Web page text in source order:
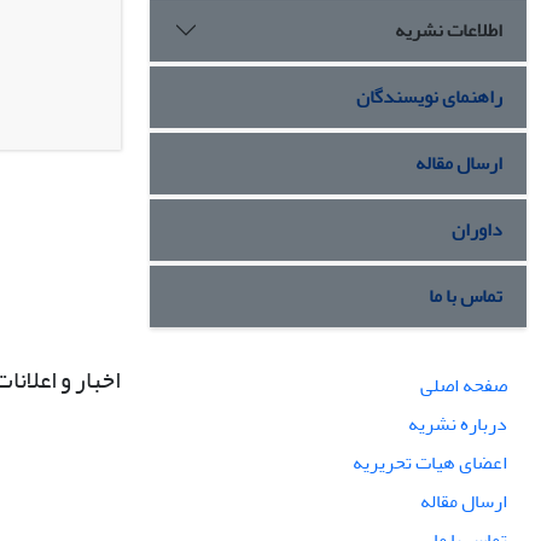
اطلاعات نشریه
راهنمای نویسندگان
ارسال مقاله
داوران
تماس با ما
صفحه اصلی
درباره نشریه
اعضای هیات تحریریه
ارسال مقاله
اخبار و